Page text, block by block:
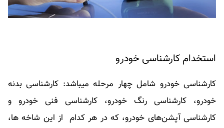
استخدام کارشناسی خودرو
کارشناسی خودرو شامل چهار مرحله میباشد: کارشناسی بدنه
خودرو، کارشناسی رنگ خودرو، کارشناسی فنی خودرو و
کارشناسی آپشن‌های خودرو، که در هر کدام از این شاخه ها،